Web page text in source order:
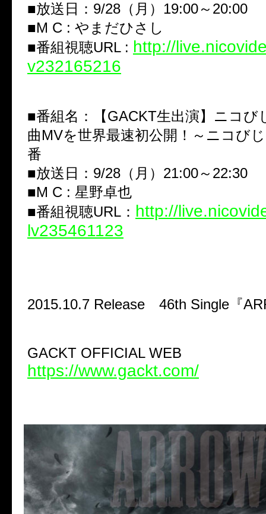
■放送日：9/28（月）19:00～20:00
■M C : やまだひさし
■番組視聴URL : http://
v232165216
■番組名：【GACKT生出演】ニコび
曲MVを世界最速初公開！～ニコび
番
■放送日：9/28（月）21:00～22:30
■M C : 星野卓也
■番組視聴URL： http://
lv235461123
2015.10.7 Release 46th Single『
GACKT OFFICIAL WEB
https://www.gackt.com/